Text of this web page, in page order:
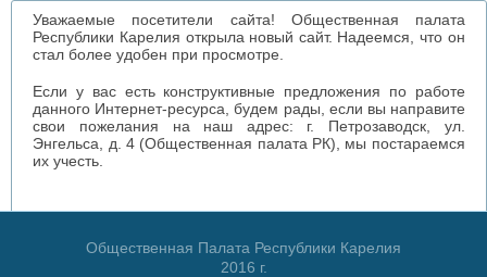
Уважаемые посетители сайта! Общественная палата
Республики Карелия открыла новый сайт. Надеемся, что он
стал более удобен при просмотре.
Если у вас есть конструктивные предложения по работе
данного Интернет-ресурса, будем рады, если вы направите
свои пожелания на наш адрес: г. Петрозаводск, ул.
Энгельса, д. 4 (Общественная палата РК), мы постараемся
их учесть.
Общественная Палата Республики Карелия
2016 г.